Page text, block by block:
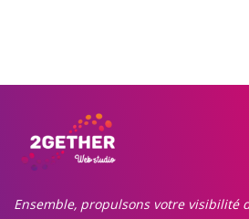
Ensemble, propulsons votre visibilité